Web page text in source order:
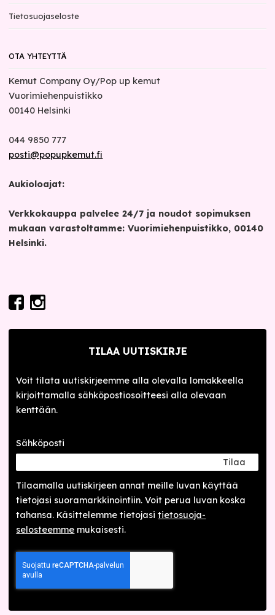
Tietosuojaseloste
OTA YHTEYTTÄ
Kemut Company Oy/Pop up kemut
Vuorimiehenpuistikko
00140 Helsinki
044 9850 777
posti@popupkemut.fi
Aukioloajat:
Verkkokauppa palvelee 24/7 ja noudot sopimuksen
mukaan varastoltamme: Vuorimiehenpuistikko, 00140
Helsinki.
TILAA UUTISKIRJE
Voit tilata uutiskirjeemme alla olevalla lomakkeella
kirjoittamalla sähköpostiosoitteesi alla olevaan
kenttään.
Sähköposti
Tilaa
Tilaamalla uutis­kirjeen annat meille luvan käyttää
tietojasi suora­markkinointiin. Voit perua luvan koska
tahansa. Käsittelemme tietojasitieto­suoja­
selosteemme mukaisesti.